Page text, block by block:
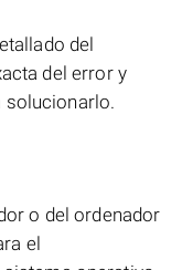
del
del error y
solucionarlo.
o del ordenador
el